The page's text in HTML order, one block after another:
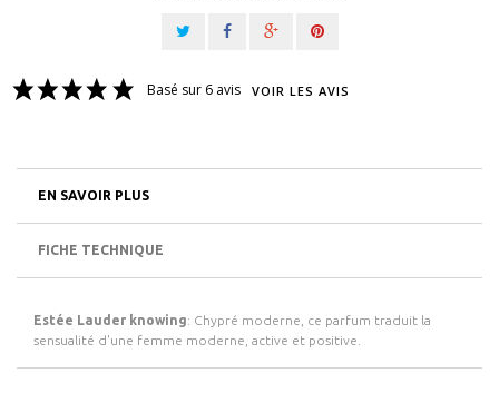
Basé sur 6 avis VOIR LES AVIS
EN SAVOIR PLUS
FICHE TECHNIQUE
Estée Lauder knowing: Chypré moderne, ce parfum traduit la
sensualité d'une femme moderne, active et positive.